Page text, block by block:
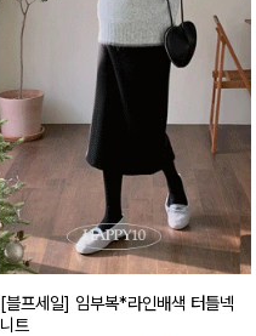
[블프세일] 임부복*라인배색 터틀넥
니트